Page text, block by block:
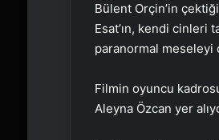
Bülent Orçin’in
Esat’ın, kendi cinleri
paranormal meseleyi
Filmin oyuncu
Aleyna Özcan yer